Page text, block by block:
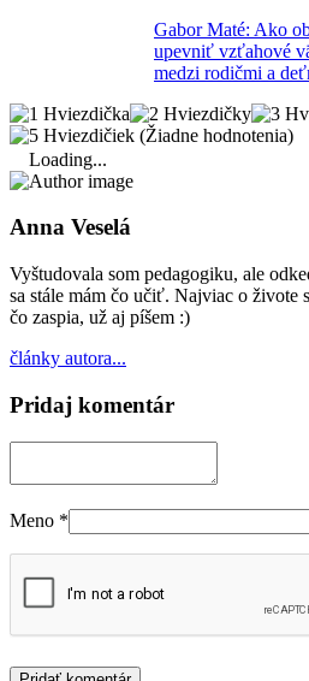
Gabor Maté: Ako
upevniť vzťahové
medzi rodičmi a
(Žiadne hodnotenia)
Loading...
Anna Veselá
Vyštudovala som pedagogiku, ale
sa stále mám čo učiť. Najviac o živote
čo zaspia, už aj píšem :)
články autora...
Pridaj komentár
Meno *